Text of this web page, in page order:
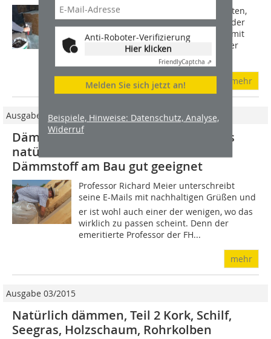
Anti-Roboter-Verifizierung
Hier klicken
FriendlyCaptcha ⇗
Melden Sie sich jetzt an!
Beispiele, Hinweise: Datenschutz, Analyse,
Widerruf
Grundsätzlich gibt es zwei Möglichkeiten,
das Thema Wasserdampfdiffusion in der
Innendämmung zu lösen. Zum einen mit
diffusionsoffenen Produkten, die in der
Lage sind, Feuchtigkeit aus der...
mehr
Ausgabe 7-8/2013
Dämmstoff aus dem Meer Seegras als
natürlicher und nicht brennbarer
Dämmstoff am Bau gut geeignet
Professor Richard Meier unterschreibt
seine E-Mails mit nachhaltigen Grüßen und
er ist wohl auch einer der wenigen, wo das
wirklich zu passen scheint. Denn der
emeritierte Professor der FH...
mehr
Ausgabe 03/2015
Natürlich dämmen, Teil 2 Kork, Schilf,
Seegras, Holzschaum, Rohrkolben